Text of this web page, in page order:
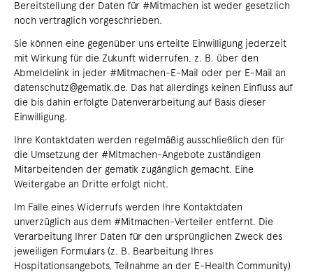
Bereitstellung der Daten für #Mitmachen ist weder gesetzlich
noch vertraglich vorgeschrieben.
Sie können eine gegenüber uns erteilte Einwilligung jederzeit
mit Wirkung für die Zukunft widerrufen, z. B. über den
Abmeldelink in jeder #Mitmachen-E-Mail oder per E-Mail an
datenschutz@gematik.de. Das hat allerdings keinen Einfluss auf
die bis dahin erfolgte Datenverarbeitung auf Basis dieser
Einwilligung.
Ihre Kontaktdaten werden regelmäßig ausschließlich den für
die Umsetzung der #Mitmachen-Angebote zuständigen
Mitarbeitenden der gematik zugänglich gemacht. Eine
Weitergabe an Dritte erfolgt nicht.
Im Falle eines Widerrufs werden Ihre Kontaktdaten
unverzüglich aus dem #Mitmachen-Verteiler entfernt. Die
Verarbeitung Ihrer Daten für den ursprünglichen Zweck des
jeweiligen Formulars (z. B. Bearbeitung Ihres
Hospitationsangebots, Teilnahme an der E-Health Community)